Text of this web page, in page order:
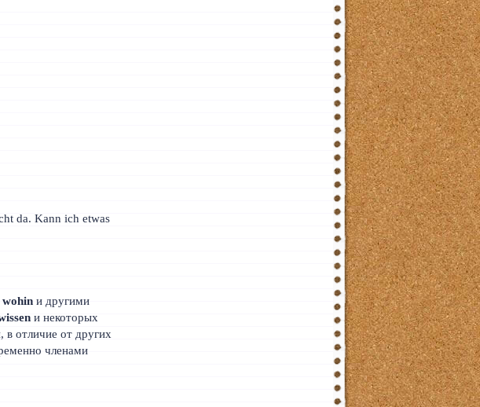
da. Kann ich etwas
wohinи другими
и некоторых
в отличие от других
членами